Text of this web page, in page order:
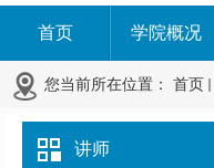
首页 学院概况
您当前所在位置： 首页
讲师